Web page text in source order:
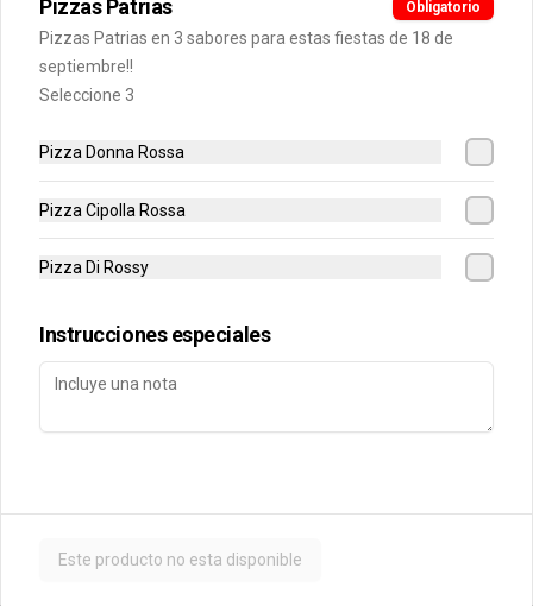
Agregado Aceitunas
Agregado Aji Verde
Pizzas Patrias Obligatorio
Pizzas Patrias en 3 sabores para estas fiestas de 18 de
septiembre!!
Seleccione 3
Pizza Donna Rossa
Pizza Cipolla Rossa
Pizza Di Rossy
Instrucciones especiales
Este producto no esta disponible